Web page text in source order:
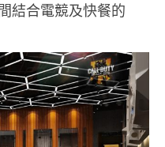
結合電競及快餐的